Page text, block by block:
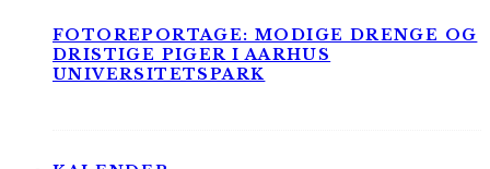
FOTOREPORTAGE: MODIGE DRENGE OG
DRISTIGE PIGER I AARHUS
UNIVERSITETSPARK